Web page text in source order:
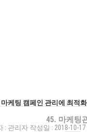
케팅 캠페인 관리에 최적
45. 마케팅
: 관리자 작성일 : 2018-10-17